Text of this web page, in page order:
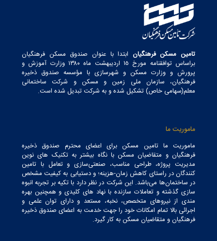
تامین مسکن فرهنگیان ابتدا با عنوان صندوق مسکن فرهنگیان
براساس توافقنامه مورخ ١٥ اردیبهشت ماه ١٣٨٠ وزارت آموزش و
پرورش و وزارت مسکن و شهرسازی با مؤسسه صندوق ذخیره
فرهنگیان، سازمان ملی زمین و مسکن و شرکت ساختمانی
معلم(سهامی خاص) تشکیل شده و به شرکت تبدیل شده است.
ماموریت ما
ماموریت ما تامین مسکن برای اعضای محترم صندوق ذخیره
فرهنگیان و متقاضیان مسکن با نگاه بیشتر به تکنیک های نوین
مدیریت پروژه، طراحی مناسب، صنعتی‌سازی و تعامل با تامین
کنندگان در راستای کاهش زمان-هزینه؛ و دستیابی به کیفیت مشخص
در ساختمان‌ها می‌باشد. این شرکت در نظر دارد با تکیه بر تجربه انبوه
سازی گذشته و تعاملات سازنده با نهاد های کلیدی و همچنین بهره
مندی از نیروهای متخصص، نخبه، مستعد و دارای توان علمی و
اجرائی بالا تمام امکانات خود را جهت خدمت به اعضای صندوق ذخیره
فرهنگیان و متقاضیان مسکن به کار گیرد.